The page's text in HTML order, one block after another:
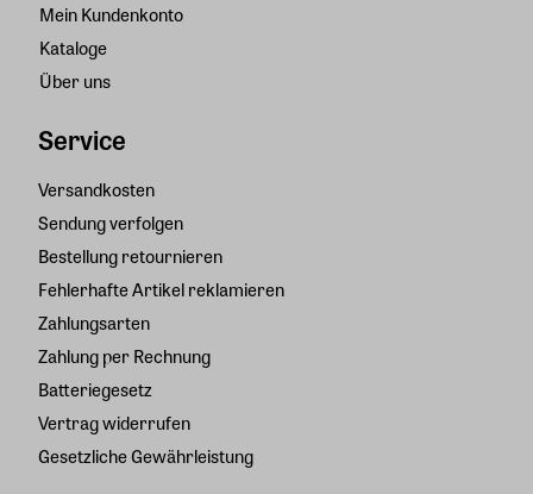
Mein Kundenkonto
Kataloge
Über uns
Service
Versandkosten
Sendung verfolgen
Bestellung retournieren
Fehlerhafte Artikel reklamieren
Zahlungsarten
Zahlung per Rechnung
Batteriegesetz
Vertrag widerrufen
Gesetzliche Gewährleistung